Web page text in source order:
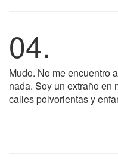
04.
Mudo. No me encuentro
nada. Soy un extraño en
calles polvorientas y